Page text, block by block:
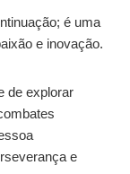
é uma
e inovação.
de explorar
e